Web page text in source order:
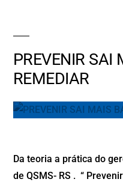
PREVENIR SAI
REMEDIAR
Da teoria a prática do
de QSMS- RS . “